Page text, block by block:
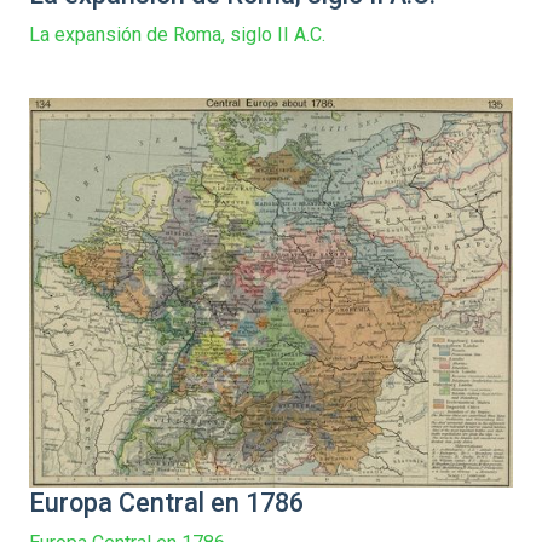
La expansión de Roma, siglo II A.C.
Europa Central en 1786